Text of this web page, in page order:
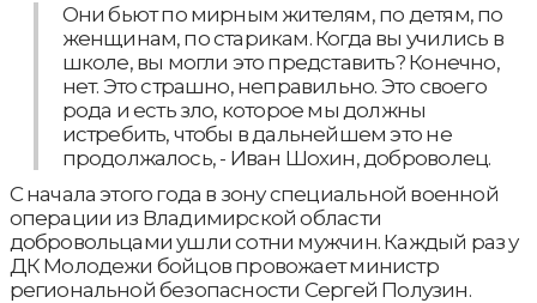
Они бьют по мирным жителям, по детям, по
женщинам, по старикам. Когда вы учились в
школе, вы могли это представить? Конечно,
нет. Это страшно, неправильно. Это своего
рода и есть зло, которое мы должны
истребить, чтобы в дальнейшем это не
продолжалось, - Иван Шохин, доброволец.
С начала этого года в зону специальной военной
операции из Владимирской области
добровольцами ушли сотни мужчин. Каждый раз у
ДК Молодежи бойцов провожает министр
региональной безопасности Сергей Полузин.